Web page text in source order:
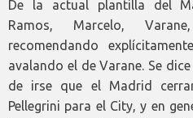
De la actual plantilla del
Ramos, Marcelo,
recomendando
avalando el de Varane. Se
de irse que el Madrid
Pellegrini para el City, y en